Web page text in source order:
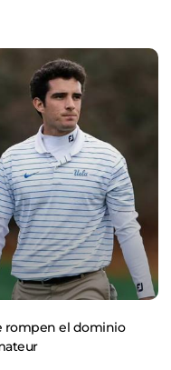
rompen el dominio